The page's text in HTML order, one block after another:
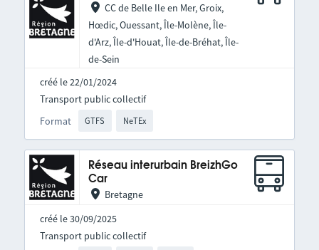
CC de Belle Ile en Mer, Groix,
Hœdic, Ouessant, Île-Molène, Île-
d'Arz, Île-d'Houat, Île-de-Bréhat, Île-
de-Sein
créé le 22/01/2024
Format GTFS NeTEx
Transport public collectif
Réseau interurbain BreizhGo
Car
Bretagne
créé le 30/09/2025
Transport public collectif